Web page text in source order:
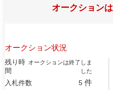
オークション
オークション状況
残り時
間
オークションは終了しま
した
入札件数 5 件